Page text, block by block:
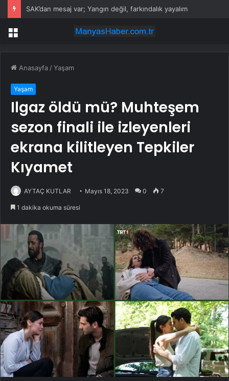
SAK’dan mesaj var; Yangın değil, farkındalık yayalım
Menü
Anasayfa /Yaşam
Yaşam
Ilgaz öldü mü? Muhteşem
sezon finali ile izleyenleri
ekrana kilitleyen Tepkiler
Kıyamet
AYTAÇ KUTLAR Mayıs 18, 2023 0 7
1 dakika okuma süresi